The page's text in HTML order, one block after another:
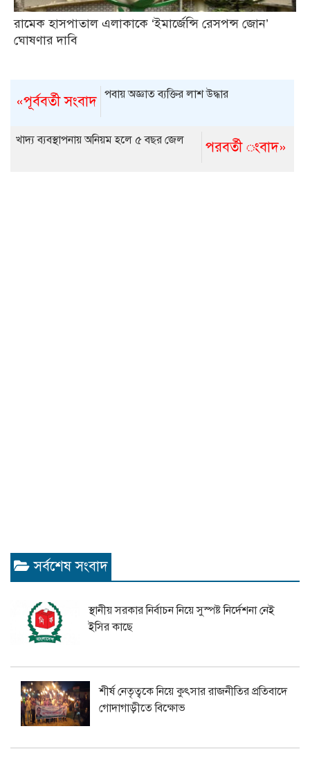
রামেক হাসপাতাল এলাকাকে ‘ইমার্জেন্সি রেসপন্স জোন’
ঘোষণার দাবি
«পূর্ববর্তী সংবাদ পবায় অজ্ঞাত ব্যক্তির লাশ উদ্ধার
পরবর্তী ংবাদ»
খাদ্য ব্যবস্থাপনায় অনিয়ম হলে ৫ বছর জেল
সর্বশেষ সংবাদ
স্থানীয় সরকার নির্বাচন নিয়ে সুস্পষ্ট নির্দেশনা নেই
ইসির কাছে
শীর্ষ নেতৃত্বকে নিয়ে কুৎসার রাজনীতির প্রতিবাদে
গোদাগাড়ীতে বিক্ষোভ